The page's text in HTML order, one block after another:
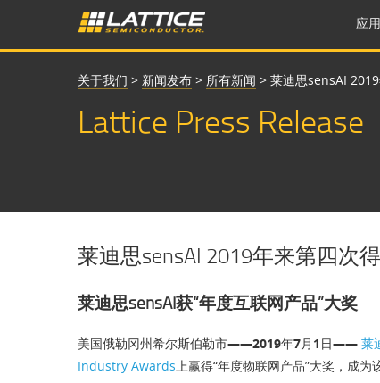
应
关于我们 > 新闻发布 > 所有新闻 > 莱迪思sensAI
Lattice Press Release
莱迪思sensAI 2019年来第四次
莱迪思sensAI获“年度互联网产品”大奖
美国俄勒冈州希尔斯伯勒市——2019年7月1日—— 莱
Industry Awards上赢得“年度物联网产品”大奖，成为